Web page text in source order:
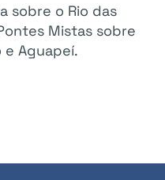
sobre o Rio das
Mistas sobre
e Aguapeí.